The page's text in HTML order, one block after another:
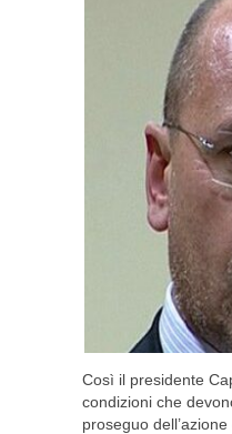
Così il presidente
condizioni che
proseguo